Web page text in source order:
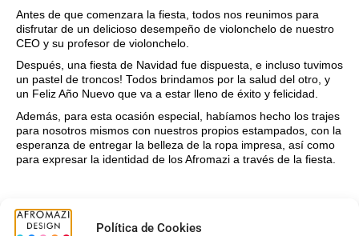
Política de Cookies
Antes de que comenzara la fiesta, todos nos reunimos para
disfrutar de un delicioso desempeño de violonchelo de nuestro
CEO y su profesor de violonchelo.
Después, una fiesta de Navidad fue dispuesta, e incluso tuvimos
un pastel de troncos! Todos brindamos por la salud del otro, y
un Feliz Año Nuevo que va a estar lleno de éxito y felicidad.
Además, para esta ocasión especial, habíamos hecho los trajes
para nosotros mismos con nuestros propios estampados, con la
esperanza de entregar la belleza de la ropa impresa, así como
para expresar la identidad de los Afromazi a través de la fiesta.